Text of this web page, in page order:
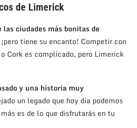
de Limerick
ciudades más bonitas de
tiene su encanto! Competir con
Cork es complicado, pero Limerick
y una historia muy
un legado que hoy día podemos
es de lo que disfrutarás en tu